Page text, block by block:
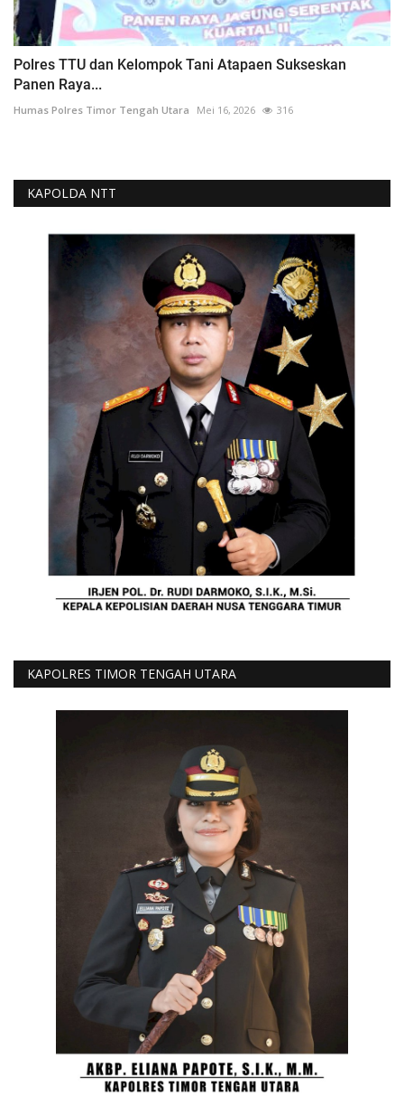
Polres TTU dan Kelompok Tani Atapaen Sukseskan
Panen Raya...
Humas Polres Timor Tengah Utara Mei 16, 2026 316
KAPOLDA NTT
KAPOLRES TIMOR TENGAH UTARA